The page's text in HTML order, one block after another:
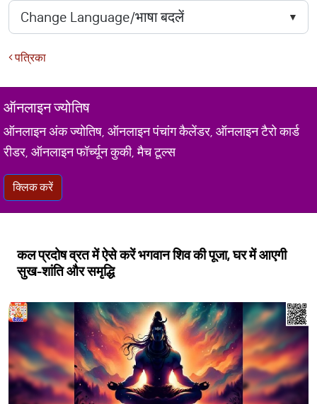
पत्रिका
ऑनलाइन ज्योतिष
ऑनलाइन अंक ज्योतिष, ऑनलाइन पंचांग कैलेंडर, ऑनलाइन टैरो कार्ड
रीडर, ऑनलाइन फॉर्च्यून कुकी, मैच टूल्स
क्लिक करें
कल प्रदोष व्रत में ऐसे करें भगवान शिव की पूजा, घर में आएगी
सुख-शांति और समृद्धि